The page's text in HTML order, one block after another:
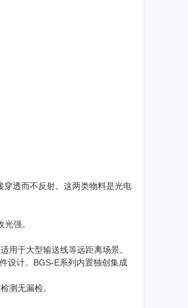
透而不反射。这两类物料是光电
强。
适用于大型输送线等远距离场景。
设计。BGS-E系列内置独创集成
测无漏检。